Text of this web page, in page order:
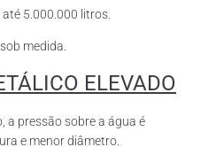
5.000.000 litros.
medida.
ELEVADO
a pressão sobre a água é
e menor diâmetro.